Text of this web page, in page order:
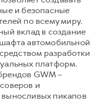
и безопасные
по всему миру.
вклад в создание
автомобильной
разработки
платформ.
GWM –
и
пикапов